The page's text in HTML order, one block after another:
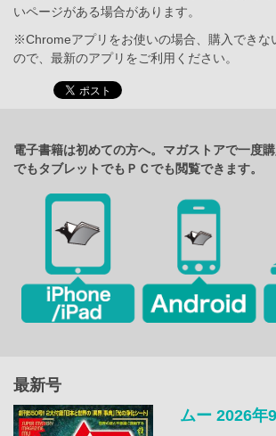
いページがある場合があります。
※Chromeアプリをお使いの場合、購入できな
ので、最新のアプリをご利用ください。
電子書籍は初めての方へ。マガストアで一度
でもタブレットでもＰＣでも閲覧できます。
最新号
ムー 2026年